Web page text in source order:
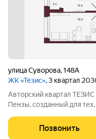
улица Суворова,148А
ЖК «Тезис», 3 квартал
Авторский квартал ТЕЗИС это квартал бизнес-класса в центре
Пензы, созданный для
минимализма и высокий
объединяются в
Позвонить